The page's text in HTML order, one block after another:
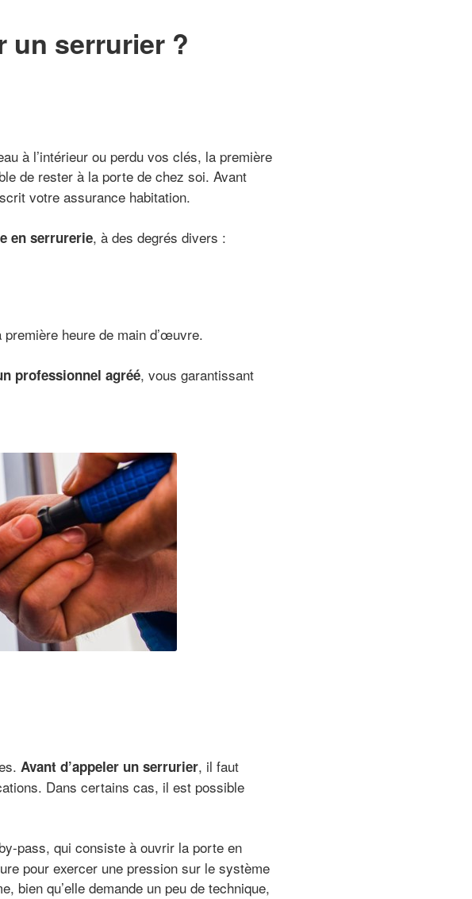
un serrurier ?
à l’intérieur ou perdu vos clés, la première
de rester à la porte de chez soi. Avant
votre assurance habitation.
en serrurerie, à des degrés divers :
heure de main d’œuvre.
professionnel agréé, vous garantissant
Avant d’appeler un serrurier, il faut
Dans certains cas, il est possible
pass, qui consiste à ouvrir la porte en
pour exercer une pression sur le système
bien qu’elle demande un peu de technique,